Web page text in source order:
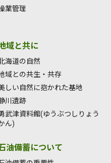
業管理
域と共に
海道の自然
域との共生・共存
しい自然に抱かれた基地
川遺跡
武津資料館(ゆうぶつしりょう
ん)
油備蓄について